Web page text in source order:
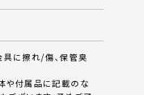
に擦れ/傷、保管臭
や付属品に記載のな